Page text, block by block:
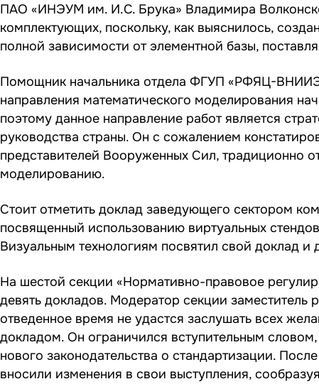
ПАО «ИНЭУМ им. И.С. Брука» Владимира
комплектующих, поскольку, как выяснилось,
полной зависимости от элементной базы,
Помощник начальника отдела ФГУП «РФЯЦ-
направления математического моделирования
поэтому данное направление работ является
руководства страны. Он с сожалением
представителей Вооруженных Сил, традиционно
моделированию.
Стоит отметить доклад заведующего сектором
посвященный использованию виртуальных
Визуальным технологиям посвятил свой доклад
На шестой секции «Нормативно-правовое
девять докладов. Модератор секции заместитель
отведенное время не удастся заслушать всех
докладом. Он ограничился вступительным
нового законодательства о стандартизации.
вносили изменения в свои выступления,